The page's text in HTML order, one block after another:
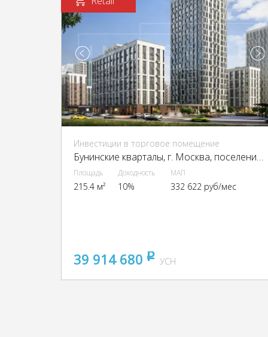
Инвестиции в торговое помещение
Бунинские кварталы, г. Москва, поселение Сосенское
Площадь
215.4 м²
Доходность
10%
МАП
332 622 руб/мес
39 914 680 pуб
УСН